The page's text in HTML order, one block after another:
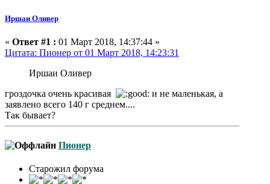
Иршаи Оливер
« Ответ #1 : 01 Март 2018, 14:37:44 »
Цитата: Пионер от 01 Март 2018, 14:23:31
Иршаи Оливер
гроздочка очень красивая
и не маленькая, а
заявлено всего 140 г среднем....
Так бывает?
Пионер
Старожил форума